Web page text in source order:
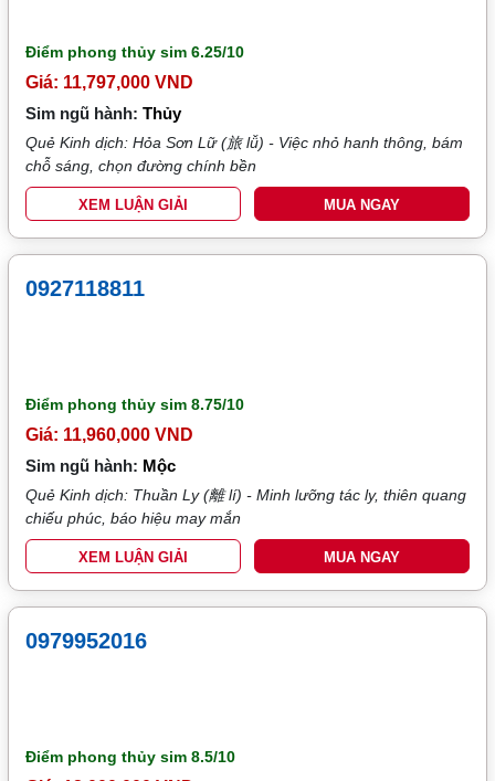
Điểm phong thủy sim6.25/10
Giá: 11,797,000 VND
Sim ngũ hành:Thủy
Quẻ Kinh dịch: Hỏa Sơn Lữ (旅 lǚ) - Việc nhỏ hanh thông, bám
chỗ sáng, chọn đường chính bền
XEM LUẬN GIẢI MUA NGAY
0927118811
Điểm phong thủy sim8.75/10
Giá: 11,960,000 VND
Sim ngũ hành: Mộc
Quẻ Kinh dịch: Thuần Ly (離 lí) - Minh lưỡng tác ly, thiên quang
chiếu phúc, báo hiệu may mắn
XEM LUẬN GIẢI MUA NGAY
0979952016
Điểm phong thủy sim8.5/10